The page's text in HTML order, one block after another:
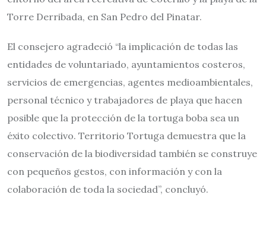
Torre Derribada, en San Pedro del Pinatar.
El consejero agradeció “la implicación de todas las
entidades de voluntariado, ayuntamientos costeros,
servicios de emergencias, agentes medioambientales,
personal técnico y trabajadores de playa que hacen
posible que la protección de la tortuga boba sea un
éxito colectivo. Territorio Tortuga demuestra que la
conservación de la biodiversidad también se construye
con pequeños gestos, con información y con la
colaboración de toda la sociedad”, concluyó.